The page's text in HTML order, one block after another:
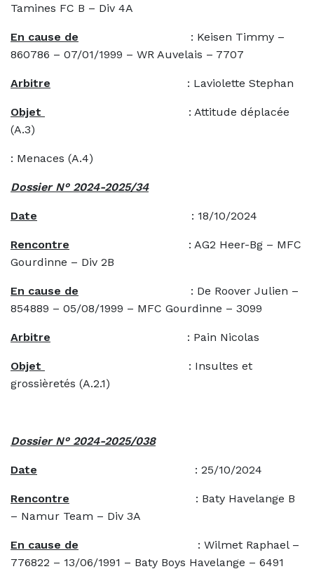
Tamines FC B – Div 4A
En cause de : Keisen Timmy –
860786 – 07/01/1999 – WR Auvelais – 7707
Arbitre : Laviolette Stephan
Objet
: Attitude déplacée
(A.3)
: Menaces (A.4)
Dossier N° 2024-2025/34
Date : 18/10/2024
Rencontre : AG2 Heer-Bg – MFC
Gourdinne – Div 2B
En cause de : De Roover Julien –
854889 – 05/08/1999 – MFC Gourdinne – 3099
Arbitre : Pain Nicolas
Objet
: Insultes et
grossièretés (A.2.1)
Dossier N° 2024-2025/038
Date : 25/10/2024
Rencontre : Baty Havelange B
– Namur Team – Div 3A
En cause de : Wilmet Raphael –
776822 – 13/06/1991 – Baty Boys Havelange – 6491